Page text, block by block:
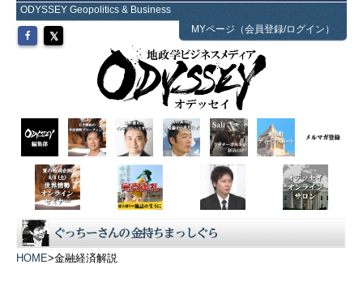
ODYSSEY Geopolitics & Business
MYページ（会員登録/ログイン）
HOME>金融経済解説